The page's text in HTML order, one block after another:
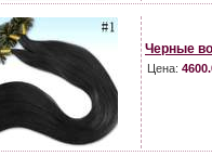
Черные
Цена: